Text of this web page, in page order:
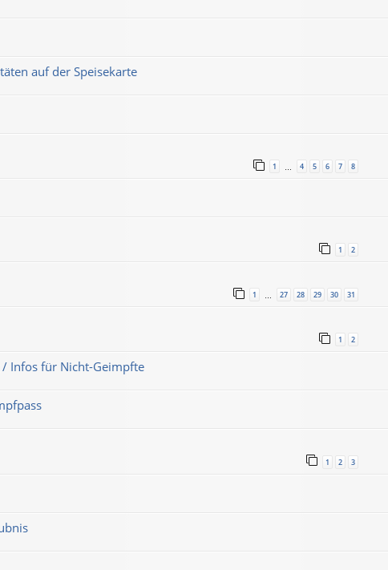
auf der Speisekarte
1 … 4 5 6 7 8
1 2
1 … 27 28 29 30 31
1 2
Infos für Nicht-Geimpfte
1 2 3